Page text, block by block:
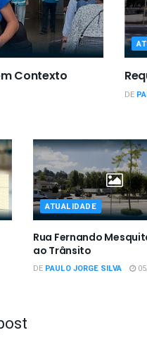
Contexto
DE
ATUALIDADE
Rua Fernando
ao Trânsito
DE PAULO JORGE SILVA